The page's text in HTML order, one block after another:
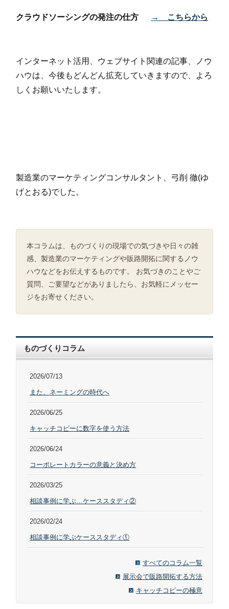
クラウドソーシングの発注の仕方 → こちらから
インターネット活用、ウェブサイト関連の記事、ノウ
ハウは、今後もどんどん拡充していきますので、よろ
しくお願いいたします。
製造業のマーケティングコンサルタント、弓削 徹(ゆ
げとおる)でした。
本コラムは、ものづくりの現場での気づきや日々の雑
感、製造業のマーケティングや販路開拓に関するノウ
ハウなどをお伝えするものです。 お気づきのことやご
質問、ご要望などがありましたら、お気軽にメッセー
ジをお寄せください。
ものづくりコラム
2026/07/13
また、ネーミングの時代へ
2026/06/25
キャッチコピーに数字を使う方法
2026/06/24
コーポレートカラーの意義と決め方
2026/03/25
相談事例に学ぶ…ケーススタディ②
2026/02/24
相談事例に学ぶケーススタディ①
すべてのコラム一覧
展示会で販路開拓する方法
キャッチコピーの極意